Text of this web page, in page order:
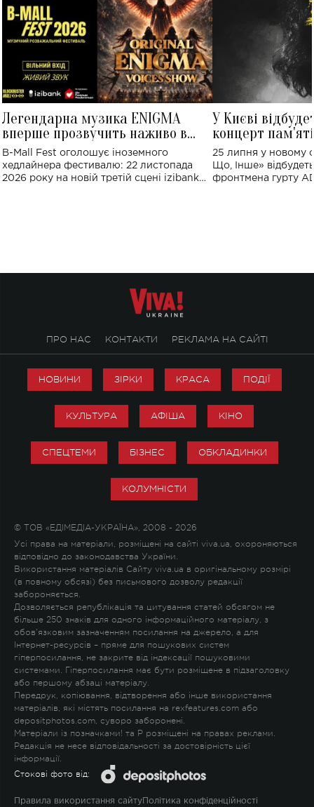
Легендарна музика ENIGMA
вперше прозвучить наживо в
Україні: де відбудеться концерт
B-Mall Fest оголошує іноземного
хедлайнера фестивалю: 22 листопада
2026 року на новій третій сцені izibank
У Києві
концерт
Клименка:
виконають
25 липня у новому
Що, Інше»
фронтмена гурту
ПРО НАС КОНТАКТИ РЕКЛАМА НА САЙТІ
НОВИНИ ЗІРКИ КРАСА ПОДІЇ
КУЛЬТУРА АФІША КІНО
СПЕЦТЕМИ БІЗНЕС ОБКЛАДИНКИ
КОЛУМНІСТИ
© ТОВ «ЕДІМЕДІА-УКРАЇНА», 2008 - 2026
Усі права на матеріали, розміщені на сайті viva.ua, охороняються
відповідно до законодавства України.
Використання матеріалів Сайту viva.ua в оригінальному розмірі
(в повному обсязі) без письмового дозволу редакції
забороняється.
Дозволяється републікація та цитування статей обсягом не
більше 250 знаків для одного інформаційного матеріалу, з
обов'язковим зазначенням посилання на джерело, а для
Інтернет-ресурсів – пряме для пошукових систем
гіперпосилання, не закрите від індексації пошуковими
системами. Гіперпосилання має бути розміщене в підзаголовку
або першому абзаці матеріалу.
Передрук, копіювання, відтворення або інше використання
матеріалів, які містять посилання на rexfeatures.com або
depositphotos.com, суворо заборонені.
Матеріали із позначками! та P розміщені на правах реклами.
Редакція не несе відповідальності за достовірність цієї
інформації.
Стокові фото від:
Правила використання сайту Політика конфіденційності